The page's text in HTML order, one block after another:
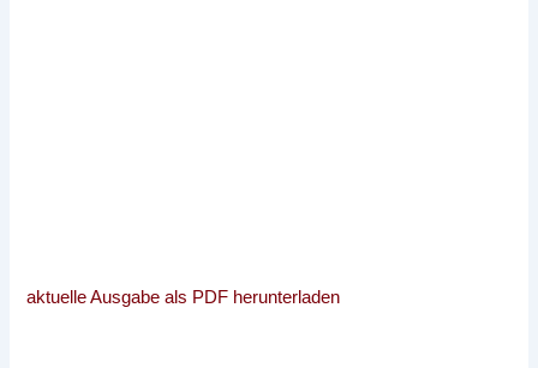
aktuelle Ausgabe als PDF herunterladen